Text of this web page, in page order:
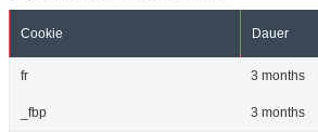
Cookie Dauer
fr 3 months
_fbp 3 months